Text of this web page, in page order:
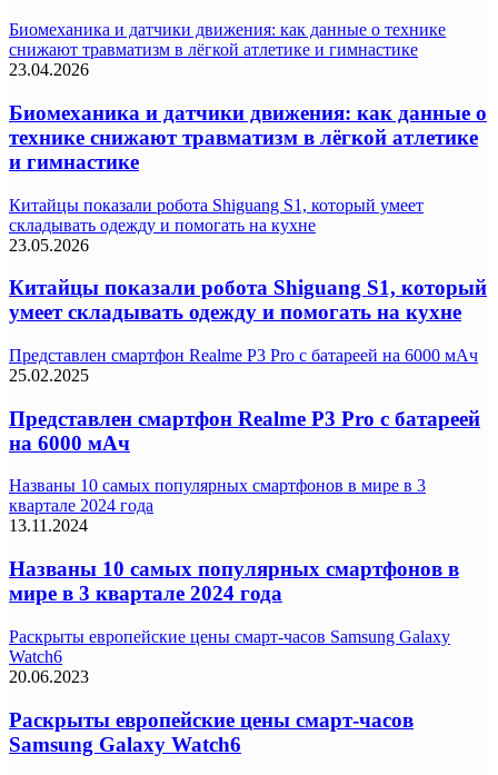
Биомеханика и датчики движения: как данные о технике
снижают травматизм в лёгкой атлетике и гимнастике
23.04.2026
Биомеханика и датчики движения: как данные о
технике снижают травматизм в лёгкой атлетике
и гимнастике
Китайцы показали робота Shiguang S1, который умеет
складывать одежду и помогать на кухне
23.05.2026
Китайцы показали робота Shiguang S1, который
умеет складывать одежду и помогать на кухне
Представлен смартфон Realme P3 Pro с батареей на 6000 мАч
25.02.2025
Представлен смартфон Realme P3 Pro с батареей
на 6000 мАч
Названы 10 самых популярных смартфонов в мире в 3
квартале 2024 года
13.11.2024
Названы 10 самых популярных смартфонов в
мире в 3 квартале 2024 года
Раскрыты европейские цены смарт-часов Samsung Galaxy
Watch6
20.06.2023
Раскрыты европейские цены смарт-часов
Samsung Galaxy Watch6